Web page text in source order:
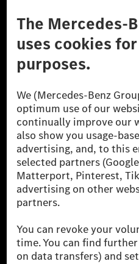
A Mercedes-Benz
A Mercedes-Benz Group
Mercedes-Benz AG-val
luxusautók, valamint
globális szállítói vagyunk.
AG finanszírozást, lízinget,
autókölcsönzést,
szolgáltatásokat a
biztosításközvetítést,
szolgáltatásokat kínál.